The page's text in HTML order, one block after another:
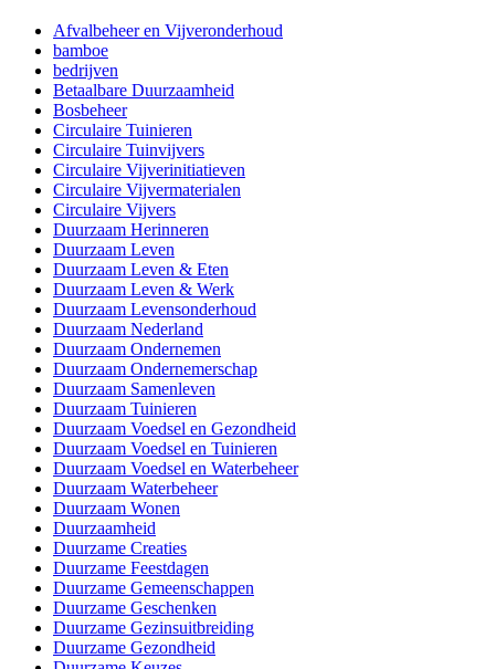
Afvalbeheer en Vijveronderhoud
bamboe
bedrijven
Betaalbare Duurzaamheid
Bosbeheer
Circulaire Tuinieren
Circulaire Tuinvijvers
Circulaire Vijverinitiatieven
Circulaire Vijvermaterialen
Circulaire Vijvers
Duurzaam Herinneren
Duurzaam Leven
Duurzaam Leven & Eten
Duurzaam Leven & Werk
Duurzaam Levensonderhoud
Duurzaam Nederland
Duurzaam Ondernemen
Duurzaam Ondernemerschap
Duurzaam Samenleven
Duurzaam Tuinieren
Duurzaam Voedsel en Gezondheid
Duurzaam Voedsel en Tuinieren
Duurzaam Voedsel en Waterbeheer
Duurzaam Waterbeheer
Duurzaam Wonen
Duurzaamheid
Duurzame Creaties
Duurzame Feestdagen
Duurzame Gemeenschappen
Duurzame Geschenken
Duurzame Gezinsuitbreiding
Duurzame Gezondheid